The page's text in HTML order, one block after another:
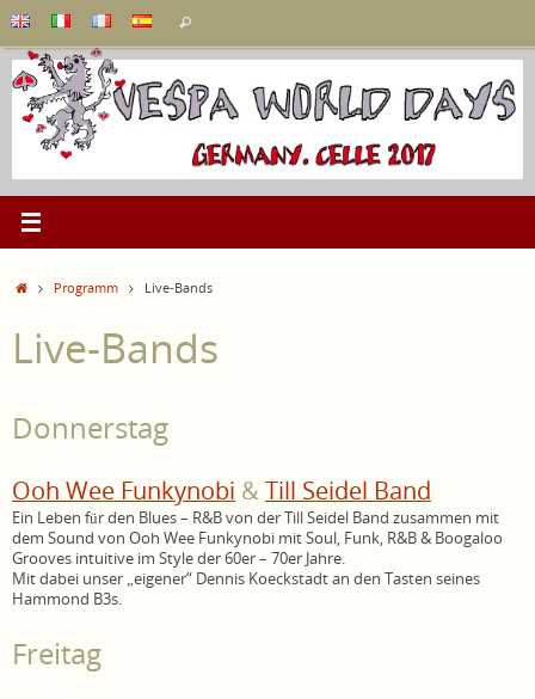
Inhalt
springen
Suchen
StartProgramm Live-Bands
Live-Bands
Donnerstag
Ooh Wee Funkynobi & Till Seidel Band
Ein Leben für den Blues – R&B von der Till Seidel Band zusammen mit
dem Sound von Ooh Wee Funkynobi mit Soul, Funk, R&B & Boogaloo
Grooves intuitive im Style der 60er – 70er Jahre.
Mit dabei unser „eigener“ Dennis Koeckstadt an den Tasten seines
Hammond B3s.
Freitag